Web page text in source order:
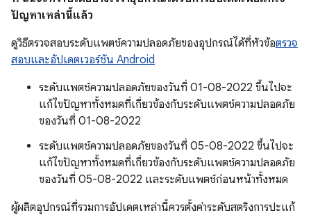
ปัญหาเหล่านี้แล้ว
ดูวิธีตรวจสอบระดับแพตช์ความปลอดภัยของอุปกรณ์ได้ที่หัวข้อตรวจ
สอบและอัปเดตเวอร์ชัน Android
ระดับแพตช์ความปลอดภัยของวันที่ 01-08-2022 ขึ้นไปจะ
แก้ไขปัญหาทั้งหมดที่เกี่ยวข้องกับระดับแพตช์ความปลอดภัย
ของวันที่ 01-08-2022
ระดับแพตช์ความปลอดภัยของวันที่ 05-08-2022 ขึ้นไปจะ
แก้ไขปัญหาทั้งหมดที่เกี่ยวข้องกับระดับแพตช์ความปลอดภัย
ของวันที่ 05-08-2022 และระดับแพตช์ก่อนหน้าทั้งหมด
ผู้ผลิตอุปกรณ์ที่รวมการอัปเดตเหล่านี้ควรตั้งค่าระดับสตริงการปะแก้